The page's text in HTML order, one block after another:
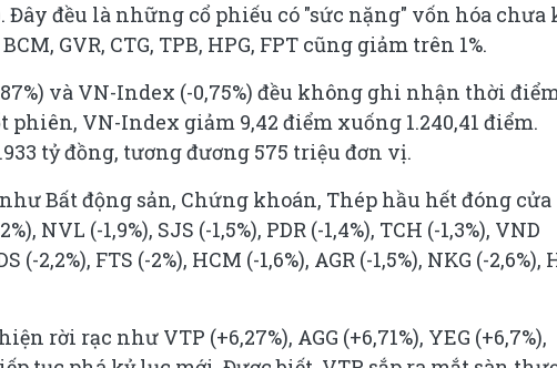
Đây đều là những cổ phiếu có "sức nặng" vốn hóa chưa
GVR, CTG, TPB, HPG, FPT cũng giảm trên 1%.
và VN-Index (-0,75%) đều không ghi nhận thời
VN-Index giảm 9,42 điểm xuống 1.240,41 điểm.
tỷ đồng, tương đương 575 triệu đơn vị.
Bất động sản, Chứng khoán, Thép hầu hết đóng cửa
NVL (-1,9%), SJS (-1,5%), PDR (-1,4%), TCH (-1,3%), VND
(-2,2%), FTS (-2%), HCM (-1,6%), AGR (-1,5%), NKG (-2,6%),
rời rạc như VTP (+6,27%), AGG (+6,71%), YEG (+6,7%),